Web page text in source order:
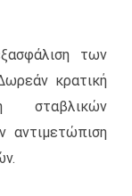
των
κρατική
σταβλικών
αντιμετώπιση